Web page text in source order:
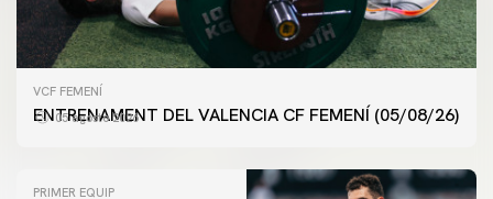
VCF FEMENÍ
ENTRENAMENT DEL VALENCIA CF FEMENÍ (05/08/26)
05 agosto 2026
PRIMER EQUIP